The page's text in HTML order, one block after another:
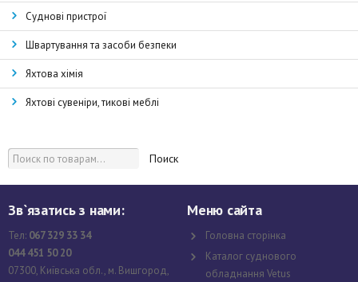
Суднові пристрої
Швартування та засоби безпеки
Яхтова хімія
Яхтові сувеніри, тикові меблі
Поиск
Зв`язатись з нами:
Тел: 067 329 33 34
044 451 50 20
07300, Київська обл., м. Вишгород,
Меню сайта
Головна сторінка
Каталог суднового
обладнання Vetus